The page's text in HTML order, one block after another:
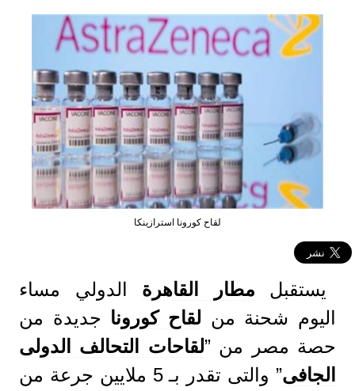
لقاح كورونا استرازينكا
يستقبل مطار القاهرة الدولي مساء
اليوم شحنة من لقاح كورونا جديدة من
حصة مصر من ”لقاحات التحالف الدولى
الجافى” والتى تقدر بـ 5 ملايين جرعة من